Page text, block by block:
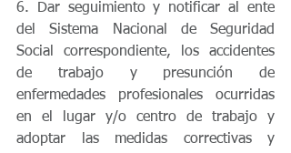
6. Dar seguimiento y notificar al ente
del Sistema Nacional de Seguridad
Social correspondiente, los accidentes
de trabajo y presunción de
enfermedades profesionales ocurridas
en el lugar y/o centro de trabajo y
adoptar las medidas correctivas y